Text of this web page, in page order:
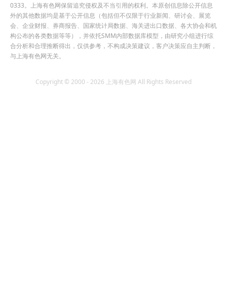
0333。上海有色网保留追究侵权及不当引用的权利。本原创信息除公开信息
外的其他数据均是基于公开信息（包括但不仅限于行业新闻、研讨会、展览
会、企业财报、券商报告、国家统计局数据、海关进出口数据、各大协会和机
构公布的各类数据等等），并依托SMM内部数据库模型，由研究小组进行综
合分析和合理推断得出，仅供参考，不构成决策建议，客户决策应自主判断，
与上海有色网无关。
Copyright © 2000 - 2026 上海有色网 All Rights Reserved